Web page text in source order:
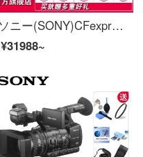
ソニー(SONY)CFexpress Type AメモリカードCEA-G 160 G 800 MB/SはソニーPXW-FX 6 V/FX 6 VKを適用します。
¥31988~